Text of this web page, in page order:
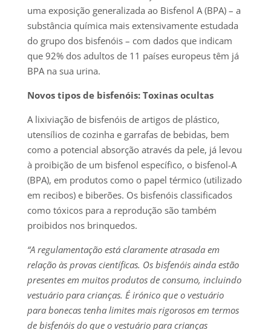
uma exposição generalizada ao Bisfenol A (BPA) – a
substância química mais extensivamente estudada
do grupo dos bisfenóis – com dados que indicam
que 92% dos adultos de 11 países europeus têm já
BPA na sua urina.
Novos tipos de bisfenóis: Toxinas ocultas
A lixiviação de bisfenóis de artigos de plástico,
utensílios de cozinha e garrafas de bebidas, bem
como a potencial absorção através da pele, já levou
à proibição de um bisfenol específico, o bisfenol-A
(BPA), em produtos como o papel térmico (utilizado
em recibos) e biberões. Os bisfenóis classificados
como tóxicos para a reprodução são também
proibidos nos brinquedos.
“A regulamentação está claramente atrasada em
relação às provas científicas. Os bisfenóis ainda estão
presentes em muitos produtos de consumo, incluindo
vestuário para crianças. É irónico que o vestuário
para bonecas tenha limites mais rigorosos em termos
de bisfenóis do que o vestuário para crianças